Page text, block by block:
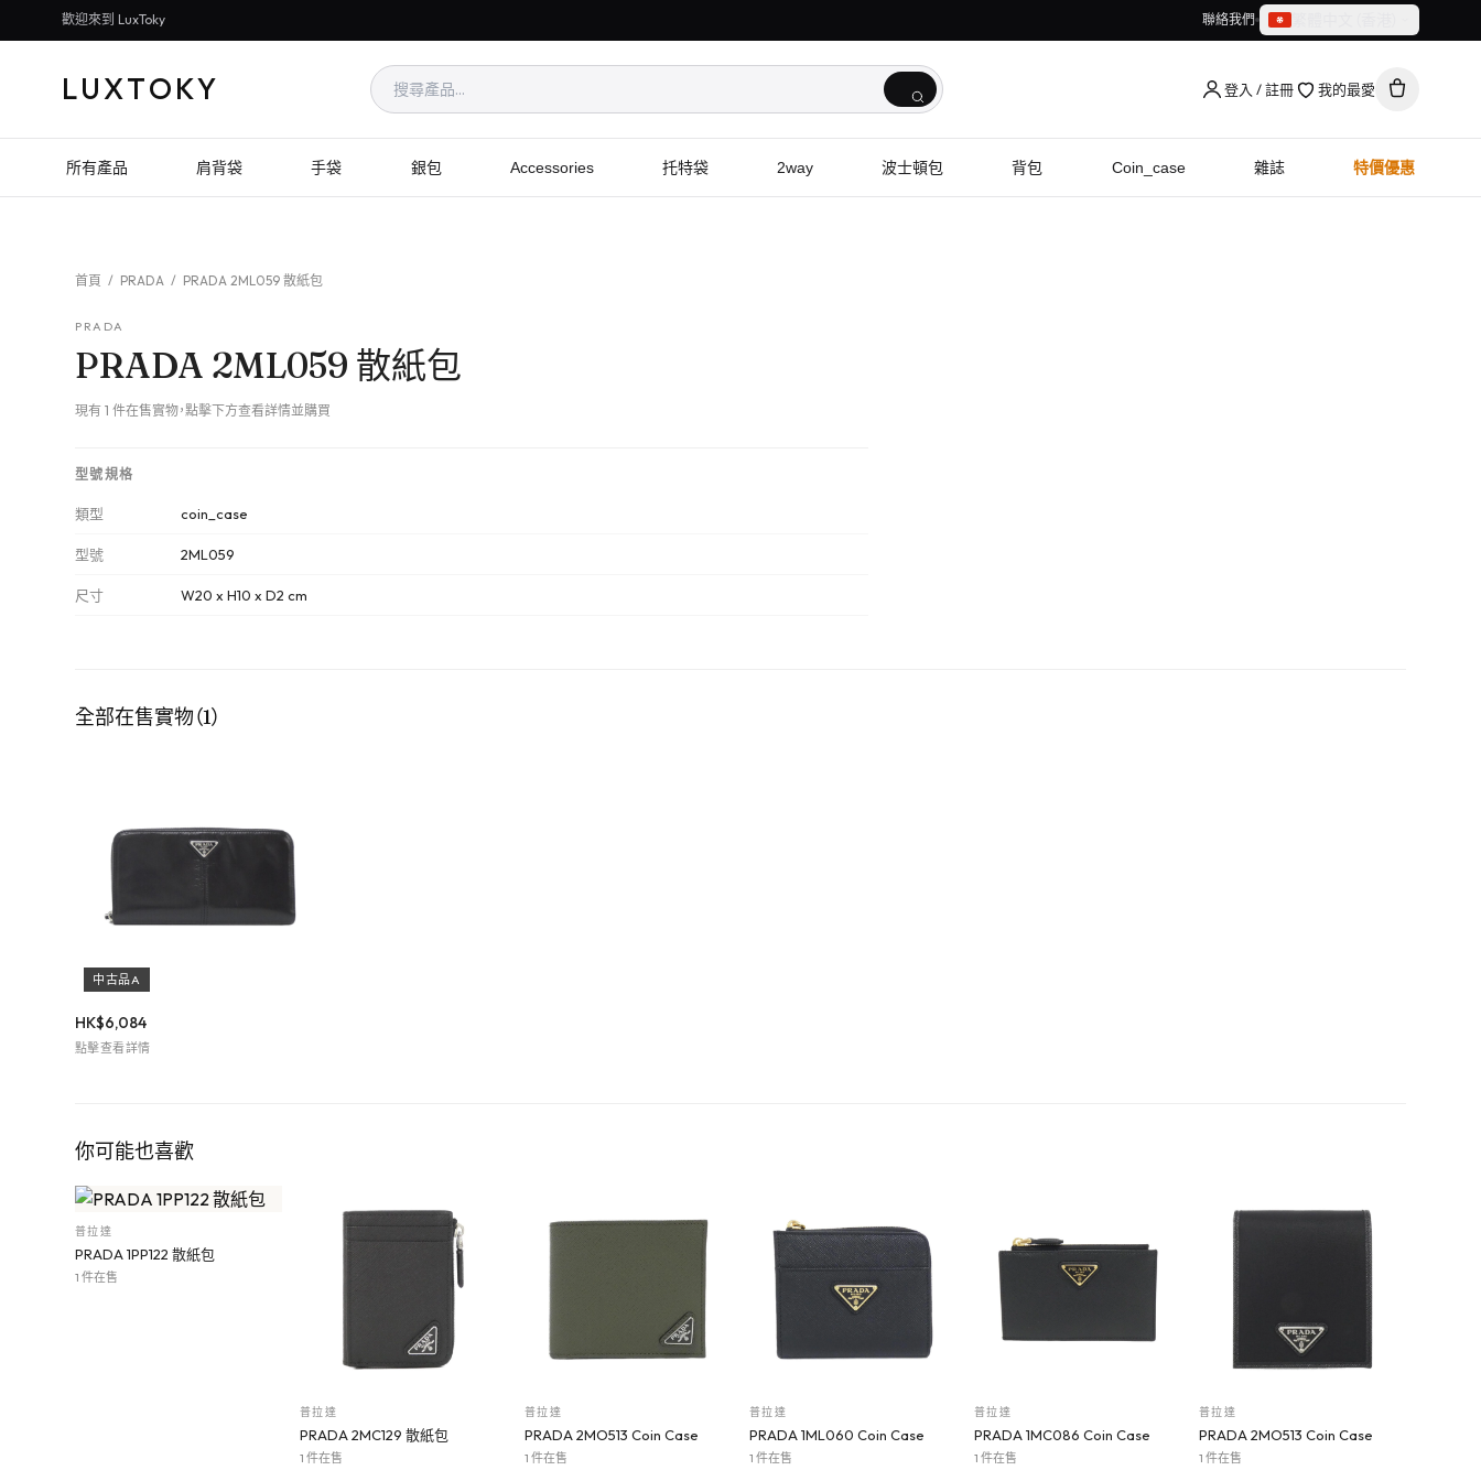
歡迎來到 LuxToky 聯絡我們
繁體中文（香港）
LUXTOKY 登入 / 註冊 我的最愛
所有產品 肩背袋 手袋 銀包 Accessories 托特袋 2way 波士頓包 背包 Coin_case 雜誌 特價優惠
首頁 / PRADA / PRADA 2ML059 散紙包
PRADA
PRADA 2ML059 散紙包
現有 1 件在售實物，點擊下方查看詳情並購買
型號規格
類型 coin_case
型號 2ML059
尺寸 W20 x H10 x D2 cm
全部在售實物（1）
中古品A
HK$6,084
點擊查看詳情
你可能也喜歡
普拉達
PRADA 1PP122 散紙包
1 件在售
普拉達
PRADA 2MC129 散紙包
1 件在售
普拉達
PRADA 2MO513 Coin Case
1 件在售
普拉達
PRADA 1ML060 Coin Case
1 件在售
普拉達
PRADA 1MC086 Coin Case
1 件在售
普拉達
PRADA 2MO513 Coin Case
1 件在售